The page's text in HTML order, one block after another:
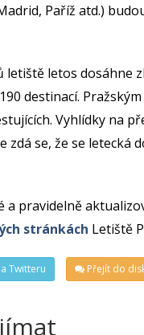
Paříž atd.)
letiště letos
destinací.
Vyhlídky na
zdá se, že se
a pravidelně
stránkách Letiště
Twitteru Přejít do